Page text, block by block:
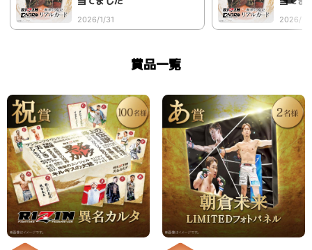
2026/1/31 2026/1/
賞品一覧